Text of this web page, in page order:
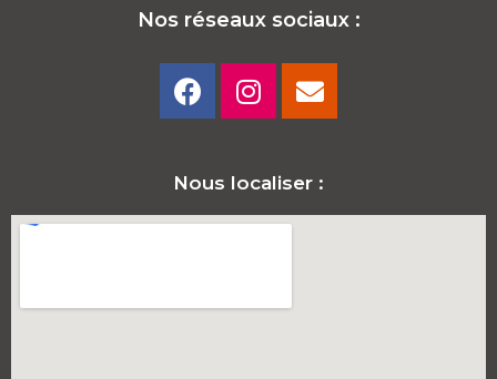
Nos réseaux sociaux :
Nous localiser :